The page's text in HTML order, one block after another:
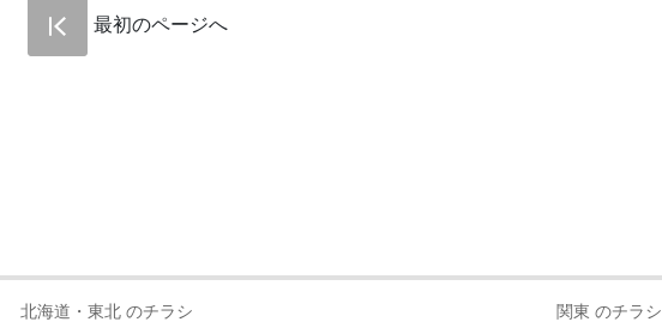
最初のページへ
北海道・東北 のチラシ 関東 のチラシ